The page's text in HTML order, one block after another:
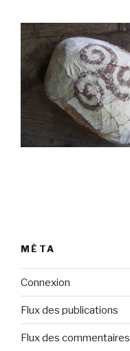
MÉTA
Connexion
Flux des publications
Flux des commentaires